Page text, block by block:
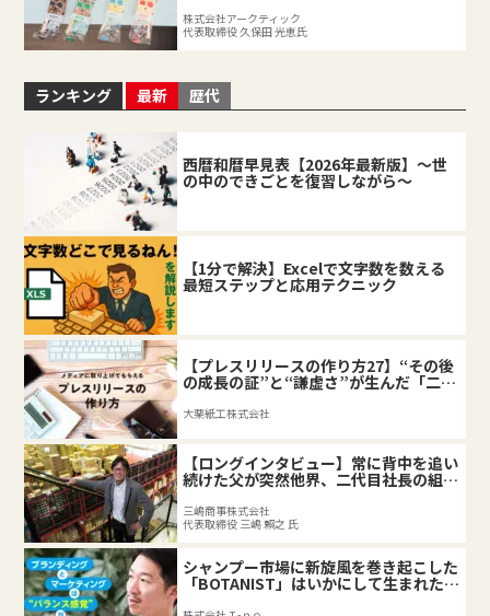
株式会社アークティック
代表取締役 久保田 光恵氏
ランキング 最新 歴代
西暦和暦早見表【2026年最新版】～世
の中のできごとを復習しながら～
【1分で解決】Excelで文字数を数える
最短ステップと応用テクニック
【プレスリリースの作り方27】“その後
の成長の証”と“謙虚さ”が生んだ「二匹
大栗紙工株式会社
【ロングインタビュー】常に背中を追い
続けた父が突然他界、二代目社長の組織
三嶋商事株式会社
代表取締役 三嶋 賴之 氏
シャンプー市場に新旋風を巻き起こした
「BOTANIST」はいかにして生まれたの